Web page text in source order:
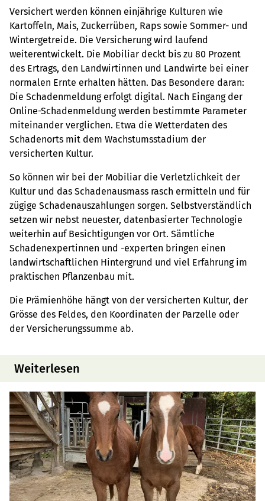
Versichert werden können einjährige Kulturen wie
Kartoffeln, Mais, Zuckerrüben, Raps sowie Sommer- und
Wintergetreide. Die Versicherung wird laufend
weiterentwickelt. Die Mobiliar deckt bis zu 80 Prozent
des Ertrags, den Landwirtinnen und Landwirte bei einer
normalen Ernte erhalten hätten. Das Besondere daran:
Die Schadenmeldung erfolgt digital. Nach Eingang der
Online-Schadenmeldung werden bestimmte Parameter
miteinander verglichen. Etwa die Wetterdaten des
Schadenorts mit dem Wachstumsstadium der
versicherten Kultur.
So können wir bei der Mobiliar die Verletzlichkeit der
Kultur und das Schadenausmass rasch ermitteln und für
zügige Schadenauszahlungen sorgen. Selbstverständlich
setzen wir nebst neuester, datenbasierter Technologie
weiterhin auf Besichtigungen vor Ort. Sämtliche
Schadenexpertinnen und -experten bringen einen
landwirtschaftlichen Hintergrund und viel Erfahrung im
praktischen Pflanzenbau mit.
Die Prämienhöhe hängt von der versicherten Kultur, der
Grösse des Feldes, den Koordinaten der Parzelle oder
der Versicherungssumme ab.
Weiterlesen